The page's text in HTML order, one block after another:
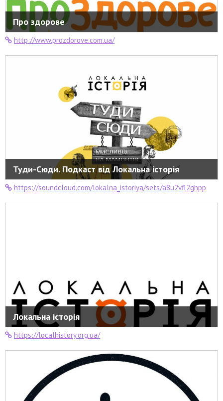
Про здорове
http://www.prozdorove.com.ua/
Туди-Сюди. Подкаст від Локальна історія
https://soundcloud.com/lokalna_istoriya/sets/a8u2vfl2ghpp
Локальна історія
https://localhistory.org.ua/